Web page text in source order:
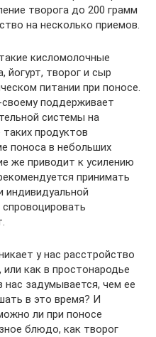
творога до 200 грамм
на несколько приемов.
кисломолочные
йогурт, творог и сыр
питании при поносе.
поддерживает
системы на
продуктов
поноса в небольших
же приводит к усилению
принимать
индивидуальной
у нас расстройство
или как в простонародье
задумывается, чем ее
в это время? И
ли при поносе
блюдо, как творог